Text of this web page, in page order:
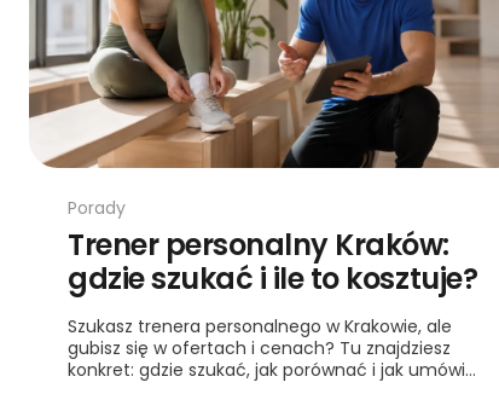
Porady
Trener personalny Kraków:
gdzie szukać i ile to kosztuje?
Szukasz trenera personalnego w Krakowie, ale
gubisz się w ofertach i cenach? Tu znajdziesz
konkret: gdzie szukać, jak porównać i jak umówić